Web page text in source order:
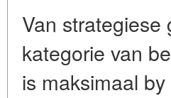
Van
kategorie van
is maksimaal